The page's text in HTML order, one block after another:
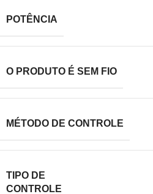
POTÊNCIA
O PRODUTO É SEM FIO
MÉTODO DE CONTROLE
TIPO DE
CONTROLE